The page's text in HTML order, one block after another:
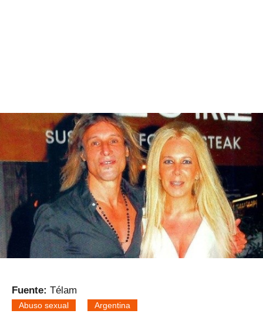
Fuente: Télam
Abuso sexual Argentina